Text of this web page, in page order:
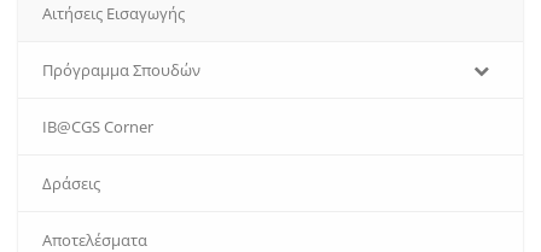
Αιτήσεις Εισαγωγής
Πρόγραμμα Σπουδών
IB@CGS Corner
Δράσεις
Αποτελέσματα